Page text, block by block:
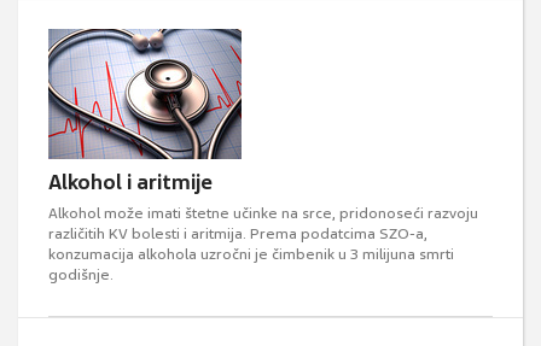
Alkohol i aritmije
Alkohol može imati štetne učinke na srce, pridonoseći razvoju
različitih KV bolesti i aritmija. Prema podatcima SZO-a,
konzumacija alkohola uzročni je čimbenik u 3 milijuna smrti
godišnje.